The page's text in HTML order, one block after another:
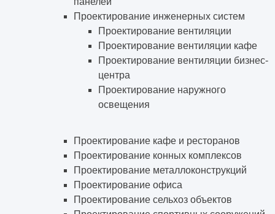
Проектирование инженерных систем
Проектирование вентиляции
Проектирование вентиляции кафе
Проектирование вентиляции бизнес-
центра
Проектирование наружного
освещения
Проектирование кафе и ресторанов
Проектирование конных комплексов
Проектирование металлоконструкций
Проектирование офиса
Проектирование сельхоз объектов